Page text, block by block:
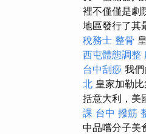
裡不僅僅是劇
地區發行了其
稅務士 整骨
西屯體態調整
台中刮痧 我
北 皇家加勒
括意大利，美
課 台中 撥筋
中品嚐分子美